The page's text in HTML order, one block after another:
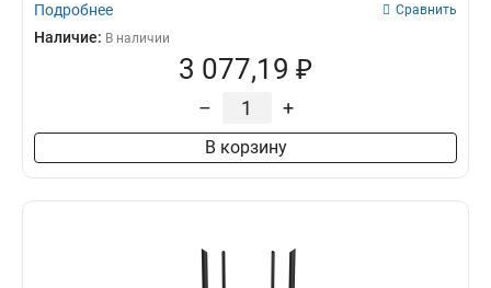
Подробнее Сравнить
Наличие: В наличии
3 077,19 ₽
– +
В корзину